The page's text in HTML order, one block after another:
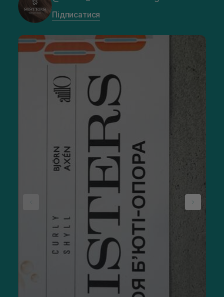
Підписатися